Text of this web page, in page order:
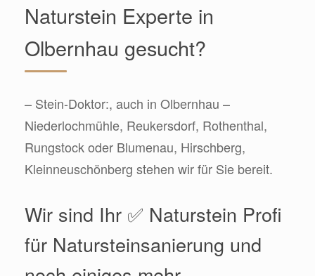
Naturstein Experte in
Olbernhau gesucht?
– Stein-Doktor:, auch in Olbernhau –
Niederlochmühle, Reukersdorf, Rothenthal,
Rungstock oder Blumenau, Hirschberg,
Kleinneuschönberg stehen wir für Sie bereit.
Wir sind Ihr ✅ Naturstein Profi
für Natursteinsanierung und